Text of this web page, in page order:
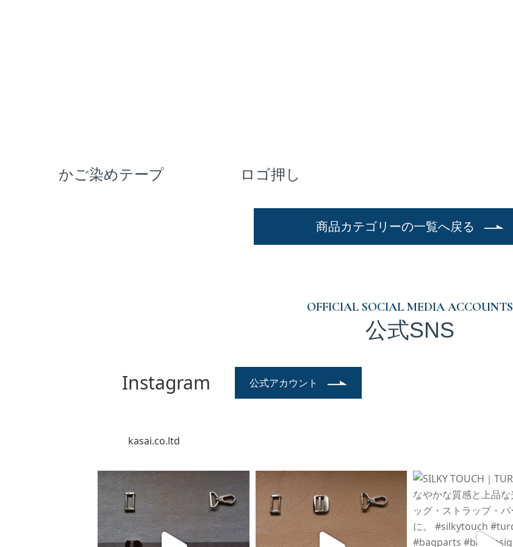
かご染めテープ ロゴ押し
商品カテゴリーの一覧へ戻る
OFFICIAL SOCIAL MEDIA ACCOUNTS
公式SNS
Instagram 公式アカウント
kasai.co.ltd